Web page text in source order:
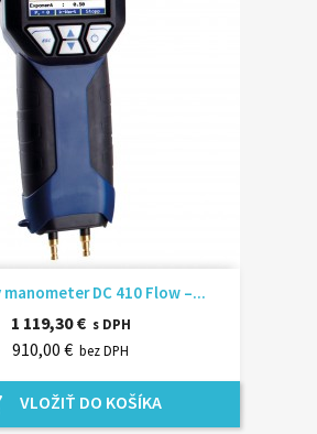
DC 410 Flow –...
1 119,30 € s DPH
910,00 € bez DPH
VLOŽIŤ DO KOŠÍKA